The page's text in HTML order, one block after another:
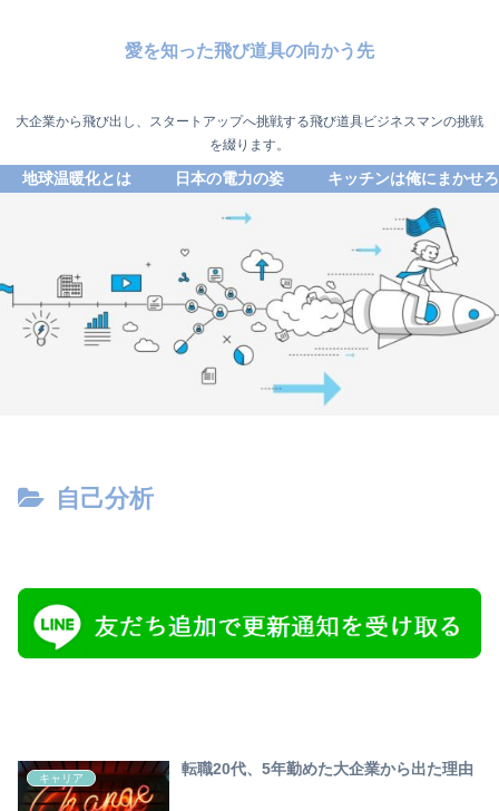
愛を知った飛び道具の向かう先
大企業から飛び出し、スタートアップへ挑戦する飛び道具ビジネスマンの挑戦
を綴ります。
地球温暖化とは 日本の電力の姿 キッチンは俺にまかせろ
自己分析
キャリア
転職20代、5年勤めた大企業から出た理由